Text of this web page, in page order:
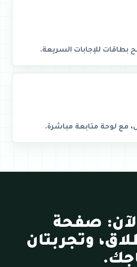
مع لوحة متابعة مباشرة.
صفحة
وتجربتان